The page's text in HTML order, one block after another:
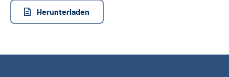
Herunterladen